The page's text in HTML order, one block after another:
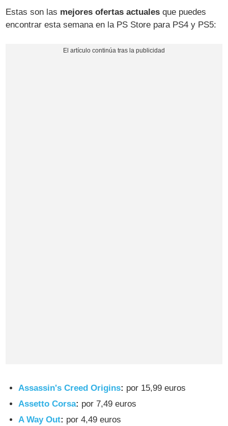
Estas son las mejores ofertas actuales que puedes
encontrar esta semana en la PS Store para PS4 y PS5:
Assassin's Creed Origins: por 15,99 euros
Assetto Corsa: por 7,49 euros
A Way Out: por 4,49 euros